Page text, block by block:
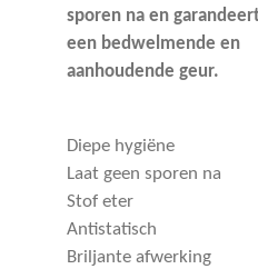
sporen na en
een bedwelmende en
aanhoudende geur.
Diepe hygiëne
Laat geen sporen na
Stof eter
Antistatisch
Briljante afwerking